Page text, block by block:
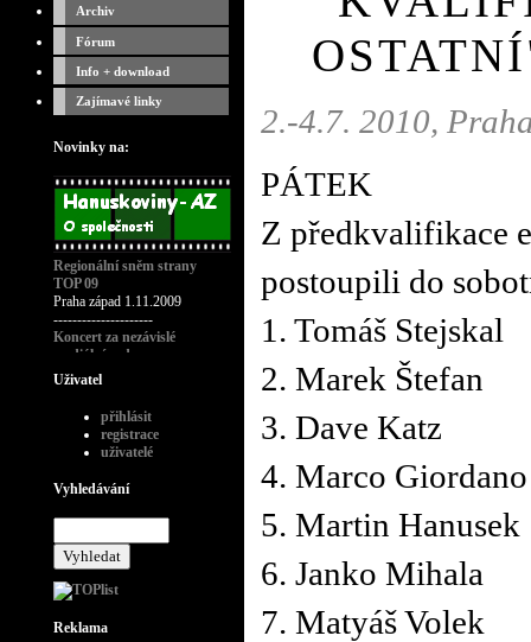
Archiv
Fórum
Info + download
Zajímavé linky
Novinky na:
Regionální sněm strany
TOP 09
Praha západ 1.11.2009
---------------------
Koncert za nezávislé
mediální rady
---------------------
Křest časopisu playboy č.11-
---------------------
Modní přehlídka návrháře
Bruno Banani
Poslední rozloučení s rádiem
Wave 28.1.09
Koncert CHCI WAVE
ZPĚT!třetí nedožité FM
narozeniny Radia Wave, Praha
Retro Music Hall
Uživatel
přihlásit
registrace
uživatelé
Vyhledávání
Reklama
2.-4.7. 2010,
PÁTEK
Z předkvalifikace
postoupili do
1. Tomáš Stejskal
2. Marek Štefan
3. Dave Katz
4. Marco Giordano
5. Martin Hanusek
6. Janko Mihala
7. Matyáš Volek